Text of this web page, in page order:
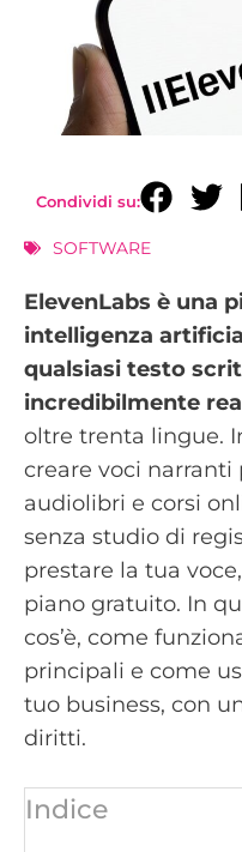
Condividi su:
SOFTWARE
ElevenLabs è una
intelligenza
qualsiasi testo
incredibilmente
oltre trenta lingue.
creare voci narranti
audiolibri e corsi
senza studio di
prestare la tua
piano gratuito. In
cos’è, come
principali e come
tuo business, con
diritti.
Indice